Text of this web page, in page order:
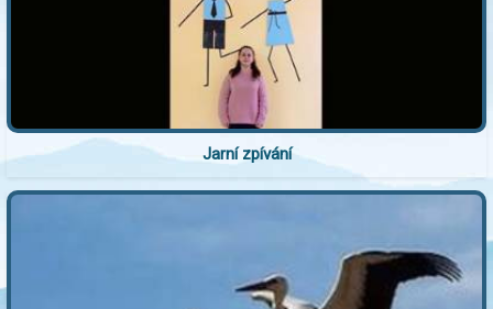
Jarní zpívání